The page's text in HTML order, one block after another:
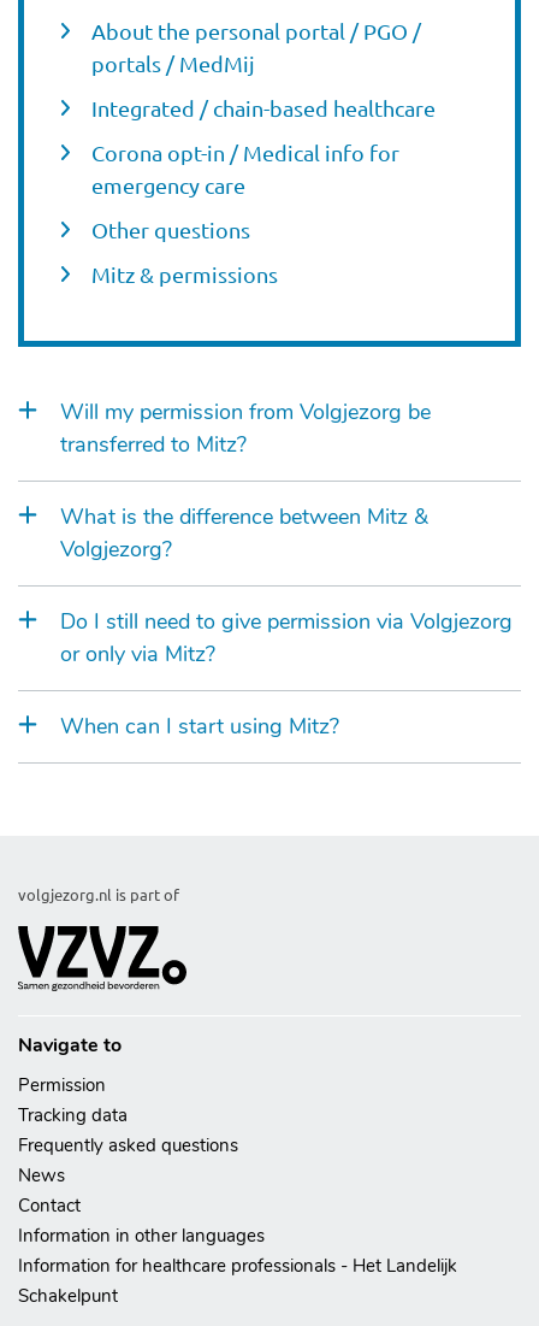
About the personal portal / PGO /
portals / MedMij
Integrated / chain-based healthcare
Corona opt-in / Medical info for
emergency care
Other questions
Mitz & permissions
Will my permission from Volgjezorg be
transferred to Mitz?
What is the difference between Mitz &
Volgjezorg?
Do I still need to give permission via Volgjezorg
or only via Mitz?
When can I start using Mitz?
volgjezorg.nl is part of
Navigate to
Permission
Tracking data
Frequently asked questions
News
Contact
Information in other languages
Information for healthcare professionals - Het Landelijk
Schakelpunt